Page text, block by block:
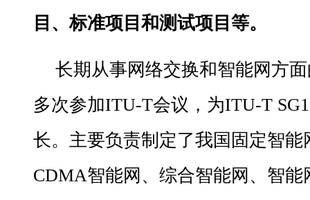
目、标准项目和测试项目等。
长期从事网络交换和智能网方
多次参加ITU-T会议，为ITU-T
长。主要负责制定了我国固定智能
CDMA智能网、综合智能网、智